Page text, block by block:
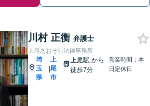
川村 正衡 弁護士
上尾あおぞら法律事務所
埼
玉
県
|
上
尾
市
上尾駅から
徒歩7分
営業時間：本
日定休日